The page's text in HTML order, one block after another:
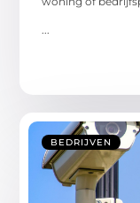
...
BEDRIJVEN